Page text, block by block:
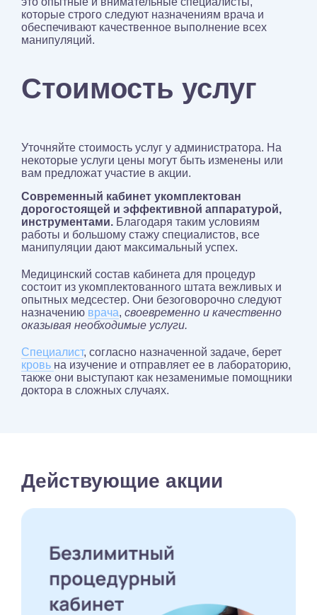
которые строго следуют назначениям врача и
обеспечивают качественное выполнение всех
манипуляций.
Стоимость услуг
Уточняйте стоимость услуг у администратора. На
некоторые услуги цены могут быть изменены или
вам предложат участие в акции.
Современный кабинет укомплектован
дорогостоящей и эффективной аппаратурой,
инструментами. Благодаря таким условиям
работы и большому стажу специалистов, все
манипуляции дают максимальный успех.
Медицинский состав кабинета для процедур
состоит из укомплектованного штата вежливых и
опытных медсестер. Они безоговорочно следуют
назначению врача, своевременно и качественно
оказывая необходимые услуги.
Специалист, согласно назначенной задаче, берет
кровь на изучение и отправляет ее в лабораторию,
также они выступают как незаменимые помощники
доктора в сложных случаях.
Действующие акции